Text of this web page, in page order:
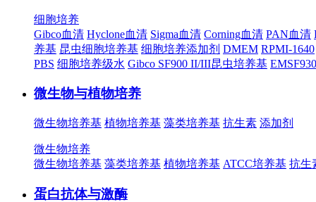
细胞培养
Gibco血清 Hyclone血清 Sigma血清 Corning血清 PAN血清
养基 昆虫细胞培养基 细胞培养添加剂 DMEM RPMI-1640
PBS 细胞培养级水 Gibco SF900 II/III昆虫培养基
微生物与植物培养
微生物培养基 植物培养基 藻类培养基 抗生素 添加剂
微生物培养
微生物培养基 藻类培养基 植物培养基 ATCC培养基 抗生
蛋白抗体与激酶